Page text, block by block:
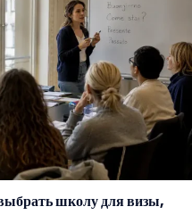
школу для визы,